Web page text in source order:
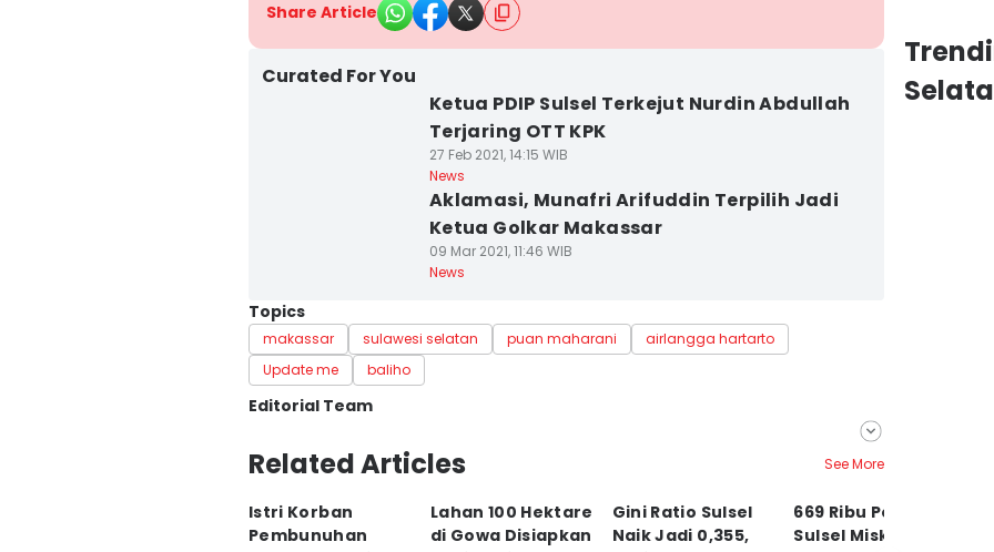
Share Article
Curated For You
Ketua PDIP Sulsel Terkejut Nurdin Abdullah
Terjaring OTT KPK
27 Feb 2021, 14:15 WIB
News
Aklamasi, Munafri Arifuddin Terpilih Jadi
Ketua Golkar Makassar
09 Mar 2021, 11:46 WIB
News
Topics
makassar sulawesi selatan puan maharani
airlangga hartarto
Update me
baliho
Editorial Team
Editor
Irwan Idris
Editor
Ashrawi Muin
Related Articles See More
Istri Korban
Pembunuhan
Lahan 100 Hektare
di Gowa Disiapkan
Gini Ratio Sulsel
Naik Jadi 0,355,
669 Ribu Penduduk
Sulsel Miskin,